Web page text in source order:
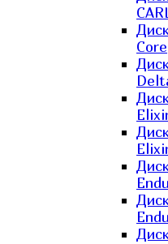
Core